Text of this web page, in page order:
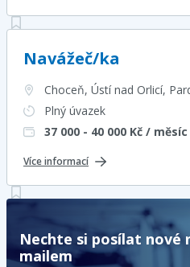
Navážeč/ka
Choceň, Ústí nad Orlicí,
Plný úvazek
37 000 - 40 000 Kč / měsíc
Více informací
Nechte si posílat nové
mailem